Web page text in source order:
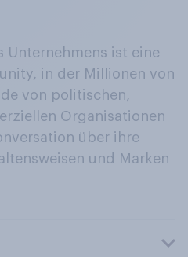
Unternehmens ist eine
in der Millionen von
von politischen,
Organisationen
über ihre
und Marken